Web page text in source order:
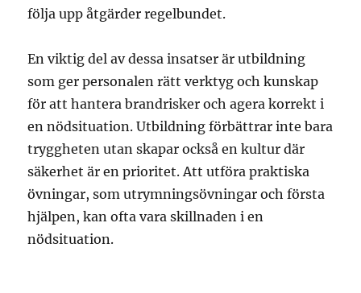
följa upp åtgärder regelbundet.
En viktig del av dessa insatser är utbildning
som ger personalen rätt verktyg och kunskap
för att hantera brandrisker och agera korrekt i
en nödsituation. Utbildning förbättrar inte bara
tryggheten utan skapar också en kultur där
säkerhet är en prioritet. Att utföra praktiska
övningar, som utrymningsövningar och första
hjälpen, kan ofta vara skillnaden i en
nödsituation.